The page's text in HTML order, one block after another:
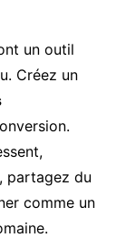
un outil
Créez un
partagez du
comme un